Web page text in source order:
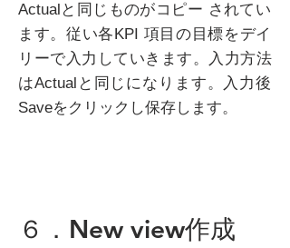
Actualと同じものがコピー されてい
ます。従い各KPI 項目の目標をデイ
リーで入力していきます。入力方法
はActualと同じになります。入力後
Saveをクリックし保存します。
６．New view作成